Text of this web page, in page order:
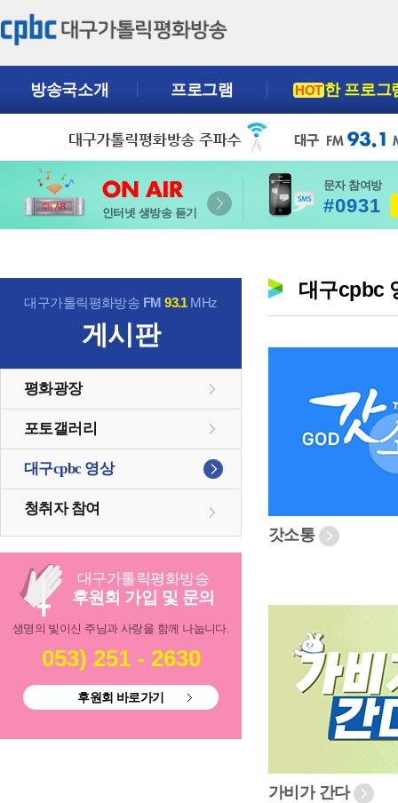
방송국소개 프로그램 HOT한 프로그
인터넷 생방송 듣기
문자 참여방
#0931
대구가톨릭평화방송 FM93.1MHz
게시판
평화광장
포토갤러리
대구cpbc 영상
청취자 참여
대구가톨릭평화방송
후원회 가입 및 문의
생명의 빛이신 주님과 사랑을 함께 나눕니다.
053) 251 - 2630
후원회 바로가기
대구cpbc
갓소통
가비가 간다